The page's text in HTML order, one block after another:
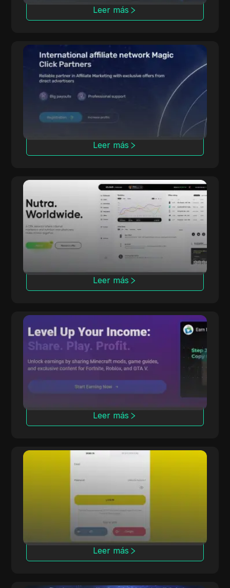
Leer más
Magic Click
Magic Click colabora con más de 10,000
afiliados, ofreciendo más de 500 productos
de iGaming a través de sólidas asociaciones.
Leer más
dr.cash
Con 6 años de experiencia, dr.cash ofrece
más de 2000 productos Nutra en 200
regiones, incluyendo lugares exóticos.
Leer más
CPALead
CPALead se especializa en marketing de
plataforma de pujas en tiempo real y un
Leer más
Offerrum, activa desde 2010, ofrece 2000
ofertas, incluyendo 250 exclusivas para
Leer más